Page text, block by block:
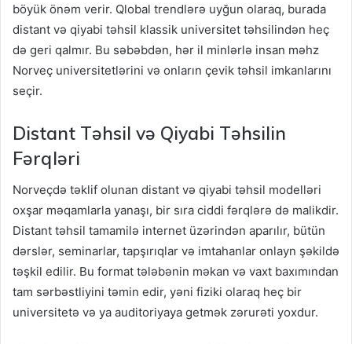
böyük önəm verir. Qlobal trendlərə uyğun olaraq, burada
distant və qiyabi təhsil klassik universitet təhsilindən heç
də geri qalmır. Bu səbəbdən, hər il minlərlə insan məhz
Norveç universitetlərini və onların çevik təhsil imkanlarını
seçir.
Distant Təhsil və Qiyabi Təhsilin
Fərqləri
Norveçdə təklif olunan distant və qiyabi təhsil modelləri
oxşar məqamlarla yanaşı, bir sıra ciddi fərqlərə də malikdir.
Distant təhsil tamamilə internet üzərindən aparılır, bütün
dərslər, seminarlar, tapşırıqlar və imtahanlar onlayn şəkildə
təşkil edilir. Bu format tələbənin məkan və vaxt baxımından
tam sərbəstliyini təmin edir, yəni fiziki olaraq heç bir
universitetə və ya auditoriyaya getmək zərurəti yoxdur.